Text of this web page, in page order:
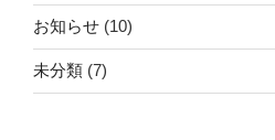
お知らせ (10)
未分類 (7)